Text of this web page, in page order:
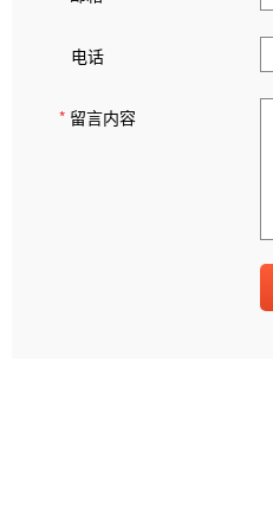
电话
* 留言内容